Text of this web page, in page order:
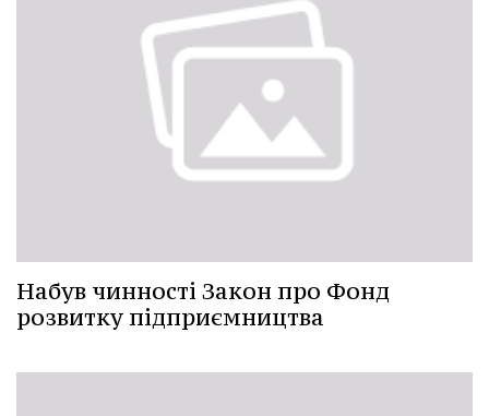
Набув чинності Закон про Фонд
розвитку підприємництва